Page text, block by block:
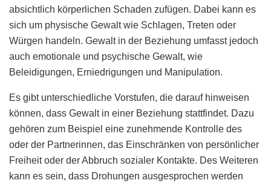
absichtlich körperlichen Schaden zufügen. Dabei kann es
sich um physische Gewalt wie Schlagen, Treten oder
Würgen handeln. Gewalt in der Beziehung umfasst jedoch
auch emotionale und psychische Gewalt, wie
Beleidigungen, Erniedrigungen und Manipulation.
Es gibt unterschiedliche Vorstufen, die darauf hinweisen
können, dass Gewalt in einer Beziehung stattfindet. Dazu
gehören zum Beispiel eine zunehmende Kontrolle des
oder der Partnerinnen, das Einschränken von persönlicher
Freiheit oder der Abbruch sozialer Kontakte. Des Weiteren
kann es sein, dass Drohungen ausgesprochen werden